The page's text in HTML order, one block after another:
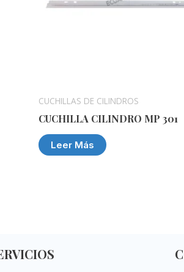
CUCHILLAS DE CILINDROS
CUCHILLA CILINDRO MP 301
Leer Más